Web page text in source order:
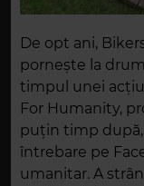
De opt ani,
pornește la
timpul unei
For Humanity,
puțin timp după,
întrebare pe
umanitar. A